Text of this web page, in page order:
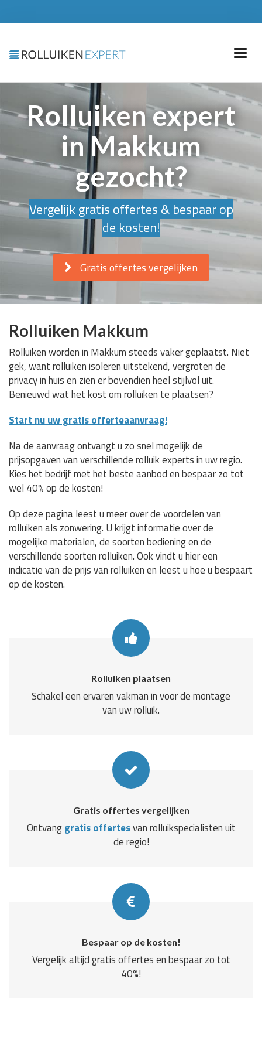
Rolluiken expert
in Makkum
gezocht?
Vergelijk gratis offertes & bespaar op
de kosten!
Gratis offertes vergelijken
Rolluiken Makkum
Rolluiken worden in Makkum steeds vaker geplaatst. Niet
gek, want rolluiken isoleren uitstekend, vergroten de
privacy in huis en zien er bovendien heel stijlvol uit.
Benieuwd wat het kost om rolluiken te plaatsen?
Start nu uw gratis offerteaanvraag!
Na de aanvraag ontvangt u zo snel mogelijk de
prijsopgaven van verschillende rolluik experts in uw regio.
Kies het bedrijf met het beste aanbod en bespaar zo tot
wel 40% op de kosten!
Op deze pagina leest u meer over de voordelen van
rolluiken als zonwering. U krijgt informatie over de
mogelijke materialen, de soorten bediening en de
verschillende soorten rolluiken. Ook vindt u hier een
indicatie van de prijs van rolluiken en leest u hoe u bespaart
op de kosten.
Rolluiken plaatsen
Schakel een ervaren vakman in voor de montage
van uw rolluik.
Gratis offertes vergelijken
Ontvanggratis offertesvan rolluikspecialisten uit
de regio!
Bespaar op de kosten!
Vergelijk altijd gratis offertes en bespaar zo tot
40%!